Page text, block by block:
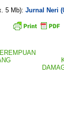
5 Mb): Jurnal Neri